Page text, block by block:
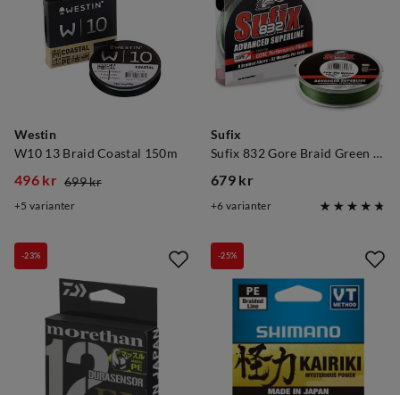
Westin
W10 13 Braid Coastal 150m
discounted
496 kr
original
699 kr
5 varianter
Sufix
Sufix 832 Gore Braid Green 250m
price
679 kr
6 varianter
-23% -25%